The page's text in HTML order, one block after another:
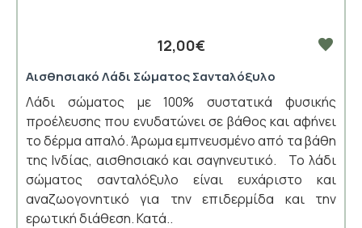
12,00€
Αισθησιακό Λάδι Σώματος Σανταλόξυλο
Λάδι σώματος με 100% συστατικά φυσικής
προέλευσης που ενυδατώνει σε βάθος και αφήνει
το δέρμα απαλό. Άρωμα εμπνευσμένο από τα βάθη
της Ινδίας, αισθησιακό και σαγηνευτικό. Το λάδι
σώματος σανταλόξυλο είναι ευχάριστο και
αναζωογονητικό για την επιδερμίδα και την
ερωτική διάθεση. Κατά..